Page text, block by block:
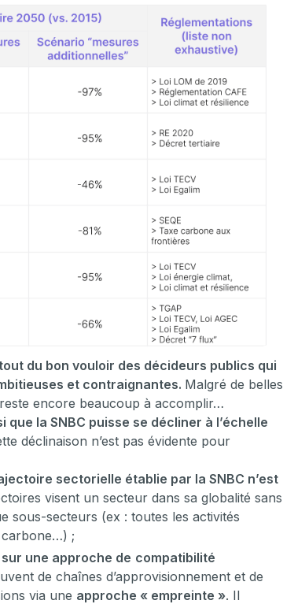
du bon vouloir des décideurs publics qui
et contraignantes. Malgré de belles
encore beaucoup à accomplir…
que la SNBC puisse se décliner à l’échelle
déclinaison n’est pas évidente pour
sectorielle établie par la SNBC n’est
visent un secteur dans sa globalité sans
sous-secteurs (ex : toutes les activités
carbone…) ;
une approche de compatibilité
de chaînes d’approvisionnement et de
via une approche « empreinte ». Il